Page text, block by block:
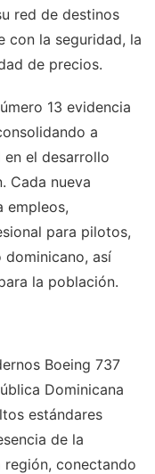
red de destinos
con la seguridad, la
de precios.
13 evidencia
a
el desarrollo
Cada nueva
empleos,
para pilotos,
así
la población.
Boeing 737
Dominicana
estándares
de la
región, conectando